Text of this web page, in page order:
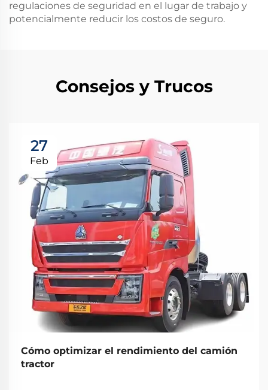
regulaciones de seguridad en el lugar de trabajo y
potencialmente reducir los costos de seguro.
Consejos y Trucos
27
Feb
Cómo optimizar el rendimiento del camión
tractor